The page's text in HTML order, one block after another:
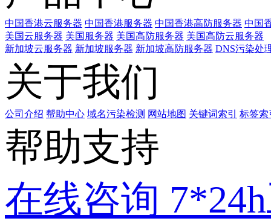
中国香港云服务器 中国香港服务器 中国香港高防服务器 中国
美国云服务器 美国服务器 美国高防服务器 美国高防云服务器
新加坡云服务器 新加坡服务器 新加坡高防服务器 DNS污染处
关于我们
公司介绍 帮助中心 域名污染检测 网站地图 关键词索引 标签索
帮助支持
在线咨询